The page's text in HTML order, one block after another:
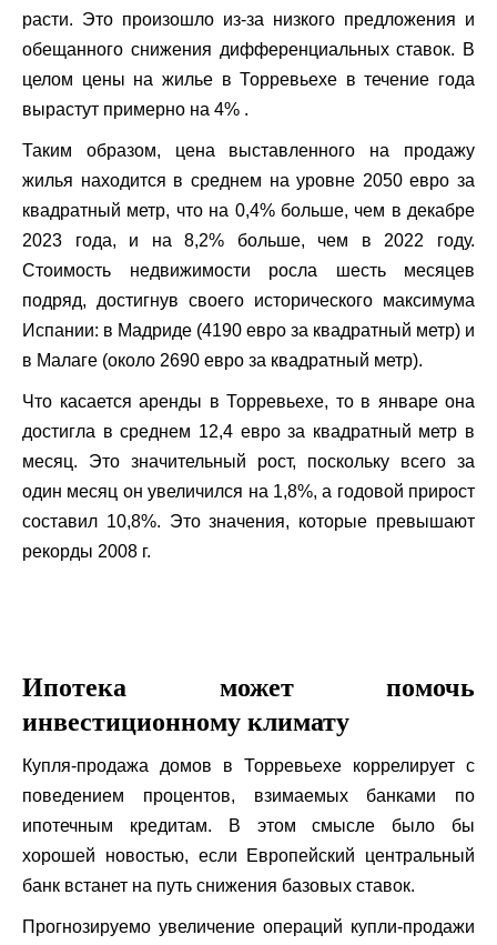
расти. Это произошло из-за низкого предложения и
обещанного снижения дифференциальных ставок. В
целом цены на жилье в Торревьехе в течение года
вырастут примерно на 4% .
Таким образом, цена выставленного на продажу
жилья находится в среднем на уровне 2050 евро за
квадратный метр, что на 0,4% больше, чем в декабре
2023 года, и на 8,2% больше, чем в 2022 году.
Стоимость недвижимости росла шесть месяцев
подряд, достигнув своего исторического максимума
Испании: в Мадриде (4190 евро за квадратный метр) и
в Малаге (около 2690 евро за квадратный метр).
Что касается аренды в Торревьехе, то в январе она
достигла в среднем 12,4 евро за квадратный метр в
месяц. Это значительный рост, поскольку всего за
один месяц он увеличился на 1,8%, а годовой прирост
составил 10,8%. Это значения, которые превышают
рекорды 2008 г.
Ипотека может помочь
инвестиционному климату
Купля-продажа домов в Торревьехе коррелирует с
поведением процентов, взимаемых банками по
ипотечным кредитам. В этом смысле было бы
хорошей новостью, если Европейский центральный
банк встанет на путь снижения базовых ставок.
Прогнозируемо увеличение операций купли-продажи